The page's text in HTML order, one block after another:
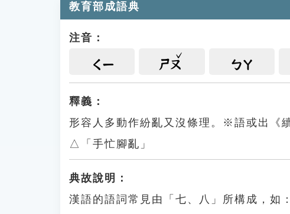
教育部成語典
注音：
ㄑㄧ ㄕㄡ ㄅㄚ
釋義：
形容人多動作紛亂又沒條理。※語或出《
△「手忙腳亂」
典故說明：
漢語的語詞常見由「七、八」所構成，如